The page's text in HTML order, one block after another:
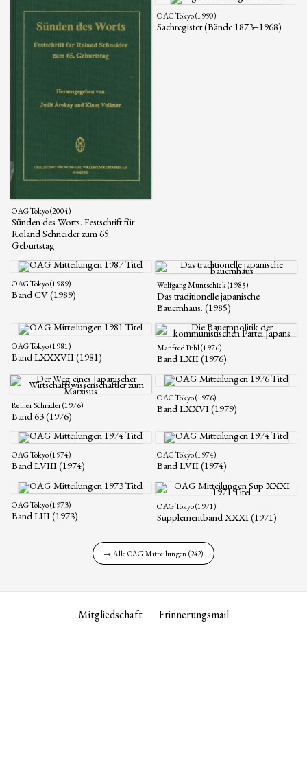
OAG Tokyo (2004)
Sünden des Worts. Festschrift für
Roland Schneider zum 65.
Geburtstag
OAG Tokyo (1990)
Sachregister (Bände 1873–1968)
OAG Tokyo (1989)
Band CV (1989)
Wolfgang Muntschick (1985)
Das traditionelle japanische
Bauernhaus. (1985)
OAG Tokyo (1981)
Band LXXXVII (1981)
Manfred Pohl (1976)
Band LXII (1976)
Reiner Schrader (1976)
Band 63 (1976)
OAG Tokyo (1976)
Band LXXVI (1979)
OAG Tokyo (1974)
Band LVIII (1974)
OAG Tokyo (1974)
Band LVII (1974)
OAG Tokyo (1973)
Band LIII (1973)
OAG Tokyo (1971)
Supplementband XXXI (1971)
→ Alle OAG Mitteilungen (242)
Mitgliedschaft Erinnerungsmail